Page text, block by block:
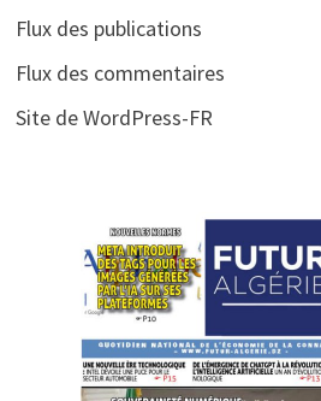
Flux des publications
Flux des commentaires
Site de WordPress-FR